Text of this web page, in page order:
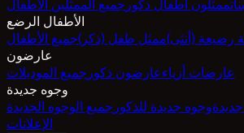
ممثلون أطفال ذكور جميع الممثلين الأطفال
الأطفال الرضع
رضيعة (أنثى)ممثل طفل (ذكر)جميع الأطفال
عارضون
عارضات أزياءعارضون ذكور جميع الموديلات
وجوه جديدة
وجوه جديدة للذكور جميع الوجوه الجديدة
الإعلانات